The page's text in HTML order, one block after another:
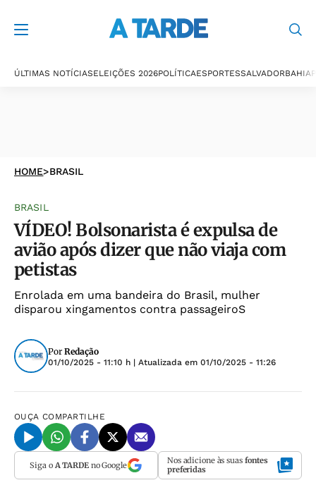
ÚLTIMAS NOTÍCIASELEIÇÕES 2026POLÍTICAESPORTESSALVADORBAHIA
HOME>BRASIL
BRASIL
VÍDEO! Bolsonarista é expulsa de
avião após dizer que não viaja com
petistas
Enrolada em uma bandeira do Brasil, mulher
disparou xingamentos contra passageiroS
Por Redação
01/10/2025 - 11:10 h | Atualizada em 01/10/2025 - 11:26
OUÇA COMPARTILHE
Siga o A TARDEno Google Nos adicione às suas fontes
preferidas